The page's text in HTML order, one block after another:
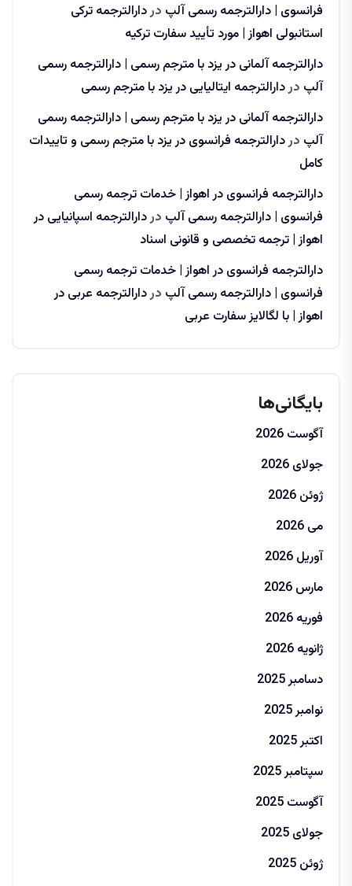
فرانسوی | دارالترجمه رسمی آلپ دردارالترجمه ترکی
استانبولی اهواز | مورد تأیید سفارت ترکیه
دارالترجمه آلمانی در یزد با مترجم رسمی | دارالترجمه رسمی
آلپ دردارالترجمه ایتالیایی در یزد با مترجم رسمی
دارالترجمه آلمانی در یزد با مترجم رسمی | دارالترجمه رسمی
آلپ دردارالترجمه فرانسوی در یزد با مترجم رسمی و تاییدات
کامل
دارالترجمه فرانسوی در اهواز | خدمات ترجمه رسمی
فرانسوی | دارالترجمه رسمی آلپ دردارالترجمه اسپانیایی در
اهواز | ترجمه تخصصی و قانونی اسناد
دارالترجمه فرانسوی در اهواز | خدمات ترجمه رسمی
فرانسوی | دارالترجمه رسمی آلپ دردارالترجمه عربی در
اهواز | با لگالایز سفارت عربی
بایگانی‌ها
آگوست 2026
جولای 2026
ژوئن 2026
می 2026
آوریل 2026
مارس 2026
فوریه 2026
ژانویه 2026
دسامبر 2025
نوامبر 2025
اکتبر 2025
سپتامبر 2025
آگوست 2025
جولای 2025
ژوئن 2025